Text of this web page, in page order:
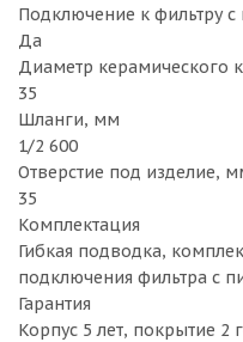
Подключение к фильтру
Да
Диаметр керамического
35
Шланги, мм
1/2 600
Отверстие под изделие,
35
Комплектация
Гибкая подводка,
подключения фильтра с
Гарантия
Корпус 5 лет, покрытие 2